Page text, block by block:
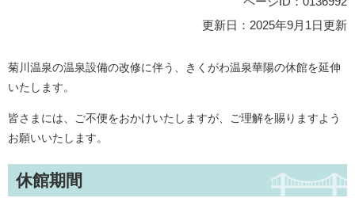
更新日：2025年9月1日更新
菊川温泉の温泉設備の改修に伴う、きくがわ温泉華陽の休館を延伸
いたします。
皆さまには、ご不便をおかけいたしますが、ご理解を賜りますよう
お願いいたします。
休館期間